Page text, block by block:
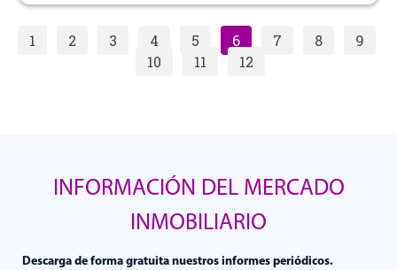
1 2 3 4 5 6 7 8
9
10
11 12
INFORMACIÓN DEL MERCADO
INMOBILIARIO
Descarga de forma gratuita nuestros informes periódicos.